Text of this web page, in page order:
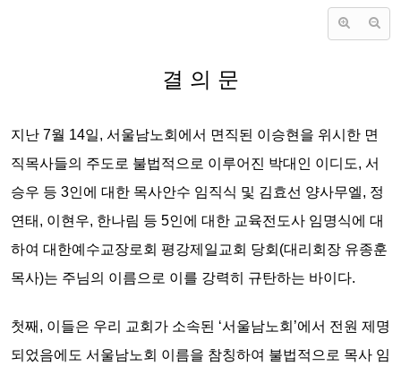
결 의 문
지난 7월 14일, 서울남노회에서 면직된 이승현을 위시한 면
직목사들의 주도로 불법적으로 이루어진 박대인 이디도, 서
승우 등 3인에 대한 목사안수 임직식 및 김효선 양사무엘, 정
연태, 이현우, 한나림 등 5인에 대한 교육전도사 임명식에 대
하여 대한예수교장로회 평강제일교회 당회(대리회장 유종훈
목사)는 주님의 이름으로 이를 강력히 규탄하는 바이다.
첫째, 이들은 우리 교회가 소속된 ‘서울남노회’에서 전원 제명
되었음에도 서울남노회 이름을 참칭하여 불법적으로 목사 임